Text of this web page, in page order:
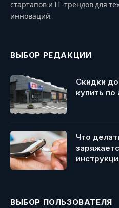
стартапов и IT-трендов для
инноваций.
ВЫБОР РЕДАКЦИИ
Скидки
купить по
Что
ВЫБОР ПОЛЬЗОВАТЕЛЯ